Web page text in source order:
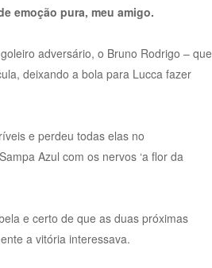
emoção pura, meu amigo.
adversário, o Bruno Rodrigo – que
deixando a bola para Lucca fazer
e perdeu todas elas no
Azul com os nervos ‘a flor da
e certo de que as duas próximas
a vitória interessava.